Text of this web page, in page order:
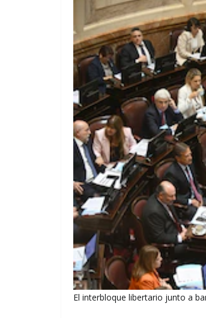
El interbloque libertario junto a